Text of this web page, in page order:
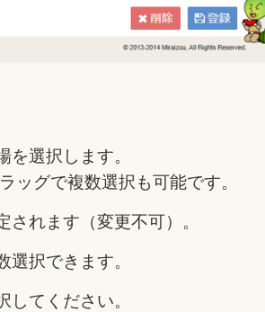
選択します。
グで複数選択も可能です。
されます（変更不可）。
選択できます。
してください。